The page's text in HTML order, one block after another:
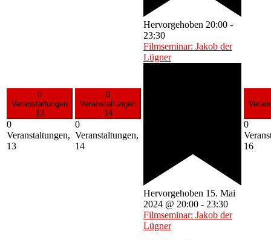
0
Veranstaltungen
13
0
Veranstaltungen,
13
0
Veranstaltungen
14
0
Veranstaltungen,
14
Hervorgehoben 20:00 -
23:30
Filmseminar: Jakob der
Lügner
Hervorgehoben 15. Mai
2024 @ 20:00 - 23:30
Filmseminar: Jakob der
Lügner
0
16